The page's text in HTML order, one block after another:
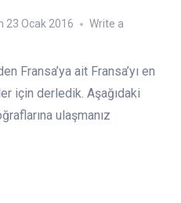
23 Ocak 2016
Write a
Fransa’ya ait Fransa’yı en
için derledik. Aşağıdaki
ulaşmanız